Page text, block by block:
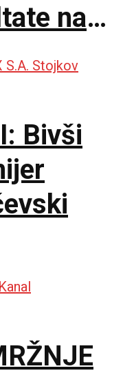
na
Bivši